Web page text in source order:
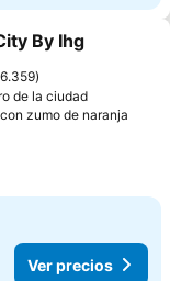
By Ihg
6.359
de la ciudad
zumo de naranja
Ver precios